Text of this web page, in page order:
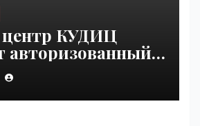
КУДИЦ
авторизованный
Mind
| VseTime.ru